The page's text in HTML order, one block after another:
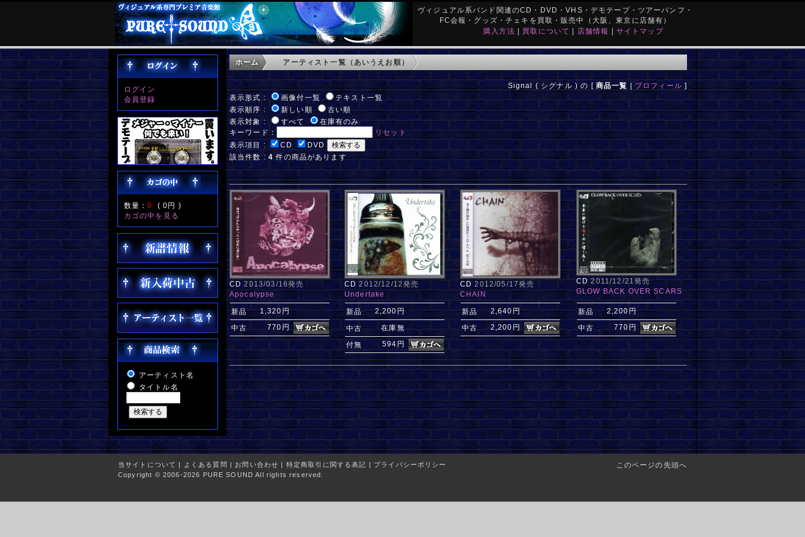
ヴィジュアル系バンド関連のCD・DVD・VHS・デモテープ・ツアーパンフ・
FC会報・グッズ・チェキを買取・販売中（大阪、東京に店舗有）
購入方法 | 買取について | 店舗情報 | サイトマップ
ログイン
会員登録
数量：0 (0円 )
カゴの中を見る
アーティスト名
タイトル名
ホーム アーティスト一覧（あいうえお順）
Signal ( シグナル ) の [ 商品一覧 | プロフィール ]
表示形式 :
画像付一覧
テキスト一覧
表示順序 :
新しい順
古い順
表示対象 :
すべて
在庫有のみ
キーワード：
リセット
表示項目 :
CD
DVD
該当件数 :4 件の商品があります
CD2013/03/16発売
Apocalypse
CD 2012/12/12発売
Undertake
CD2012/05/17発売
CHAIN
CD2011/12/21発売
GLOW BACK OVER SCARS
新品 1,320円
中古 770円
新品 2,200円
中古 在庫無
付無 594円
新品 2,640円
中古 2,200円
新品 2,200円
中古 770円
このページの先頭へ
当サイトについて | よくある質問 | お問い合わせ | 特定商取引に関する表記 | プライバシーポリシー
Copyright © 2006-2026 PURE SOUND All rights reserved.